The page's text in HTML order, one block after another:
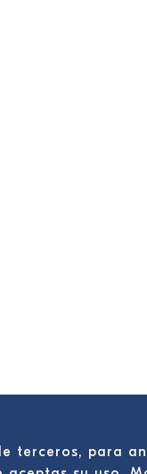
terceros, para